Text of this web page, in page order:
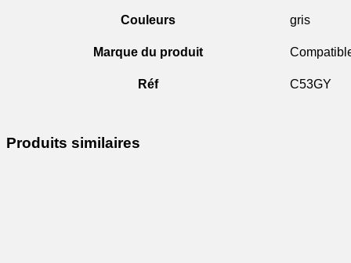
Couleurs gris
Marque du produit
Réf C53GY
Produits similaires